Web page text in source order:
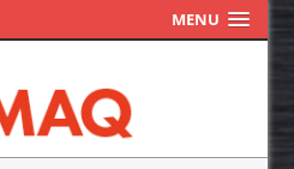
MENU